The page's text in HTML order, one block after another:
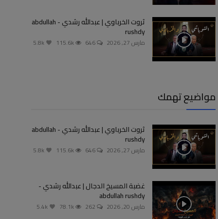
ثروت الخرباوي | عبدالله رشدي - abdullah
rushdy
مارس 27, 2026 646
115.6k
مواضيع تهمك
ثروت الخرباوي | عبدالله رشدي - abdullah
rushdy
مارس 27, 2026 646
115.6k
غضبة المسيخ الدجال | عبدالله رشدي -
abdullah rushdy
مارس 20, 2026 262
78.1k